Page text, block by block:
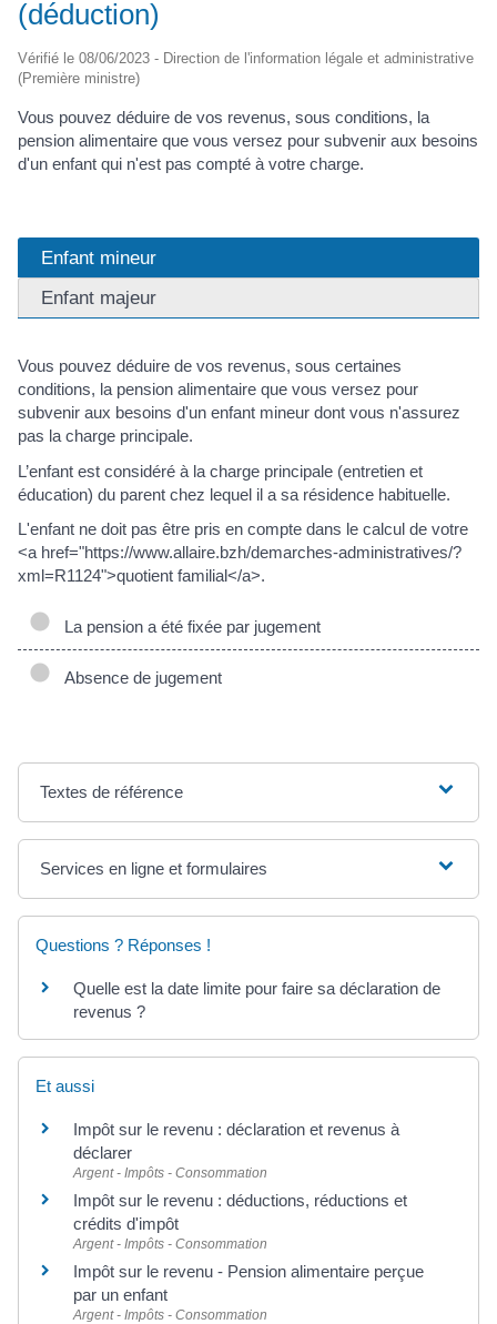
(déduction)
Vérifié le 08/06/2023 - Direction de l'information légale et administrative
(Première ministre)
Vous pouvez déduire de vos revenus, sous conditions, la
pension alimentaire que vous versez pour subvenir aux besoins
d'un enfant qui n'est pas compté à votre charge.
Enfant mineur
Enfant majeur
Vous pouvez déduire de vos revenus, sous certaines
conditions, la pension alimentaire que vous versez pour
subvenir aux besoins d'un enfant mineur dont vous n'assurez
pas la charge principale.
L’enfant est considéré à la charge principale (entretien et
éducation) du parent chez lequel il a sa résidence habituelle.
L'enfant ne doit pas être pris en compte dans le calcul de votre
<a href="https://www.allaire.bzh/demarches-administratives/?
xml=R1124">quotient familial</a>.
La pension a été fixée par jugement
Absence de jugement
Textes de référence
Services en ligne et formulaires
Questions ? Réponses !
Quelle est la date limite pour faire sa déclaration de
revenus ?
Et aussi
Impôt sur le revenu : déclaration et revenus à
déclarer
Argent - Impôts - Consommation
Impôt sur le revenu : déductions, réductions et
crédits d'impôt
Argent - Impôts - Consommation
Impôt sur le revenu - Pension alimentaire perçue
par un enfant
Argent - Impôts - Consommation